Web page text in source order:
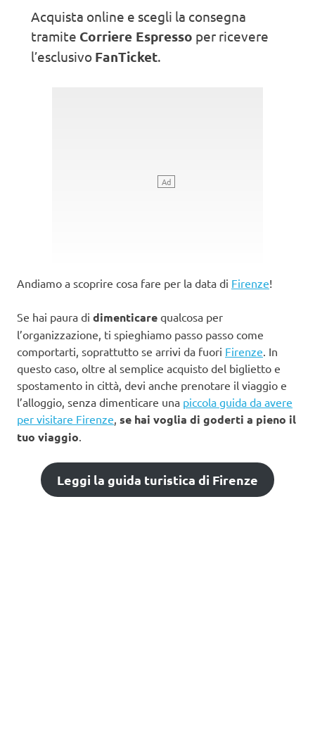
Acquista online e scegli la consegna
tramite Corriere Espresso per ricevere
l’esclusivo FanTicket.
Andiamo a scoprire cosa fare per la data di Firenze!
Se hai paura di dimenticare qualcosa per
l’organizzazione, ti spieghiamo passo passo come
comportarti, soprattutto se arrivi da fuori Firenze . In
questo caso, oltre al semplice acquisto del biglietto e
spostamento in città, devi anche prenotare il viaggio e
l’alloggio, senza dimenticare una piccola guida da avere
per visitare Firenze se hai voglia di goderti a pieno il
tuo viaggio
Leggi la guida turistica di Firenze